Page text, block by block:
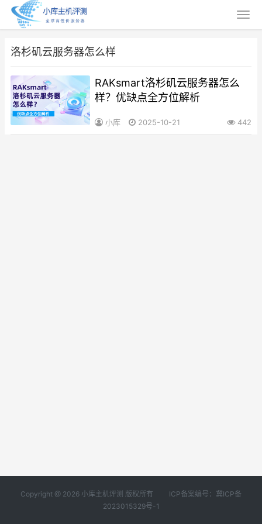
洛杉矶云服务器怎么样
RAKsmart洛杉矶云服务器怎么
样？优缺点全方位解析
小库 2025-10-21 442
Copyright @ 2026 小库主机评测 版权所有 ICP备案编号：冀ICP备
2023015329号-1